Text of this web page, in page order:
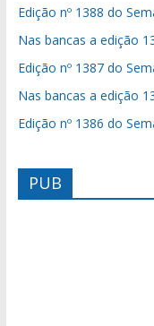
Edição nº 1388 do
Nas bancas a edição
Edição nº 1387 do
Nas bancas a edição
Edição nº 1386 do
PUB